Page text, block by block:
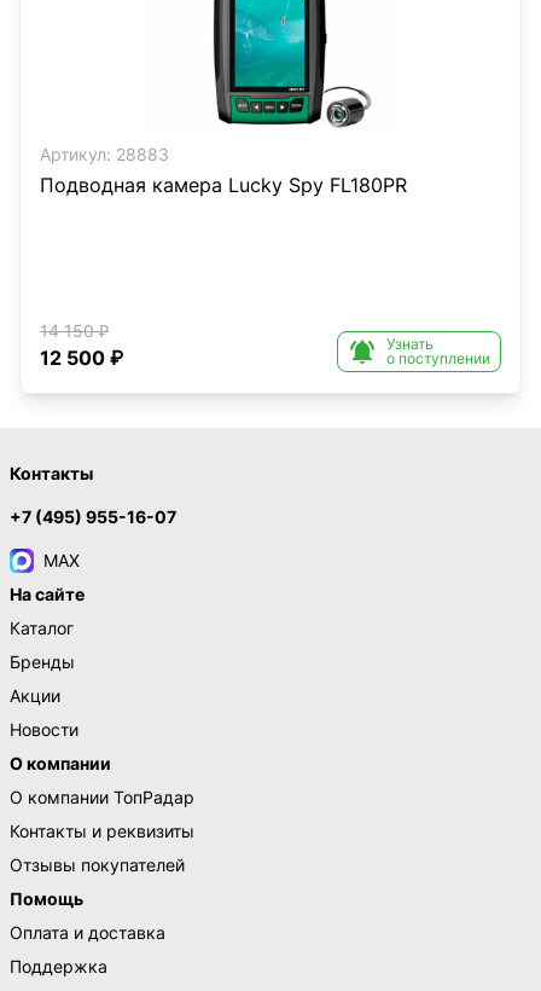
Артикул: 28883
Подводная камера Lucky Spy FL180PR
14 150 ₽
12 500 ₽ 
Узнать
о поступлении
Контакты
+7 (495) 955-16-07
MAX
На сайте
Каталог
Бренды
Акции
Новости
О компании
О компании ТопРадар
Контакты и реквизиты
Отзывы покупателей
Помощь
Оплата и доставка
Поддержка